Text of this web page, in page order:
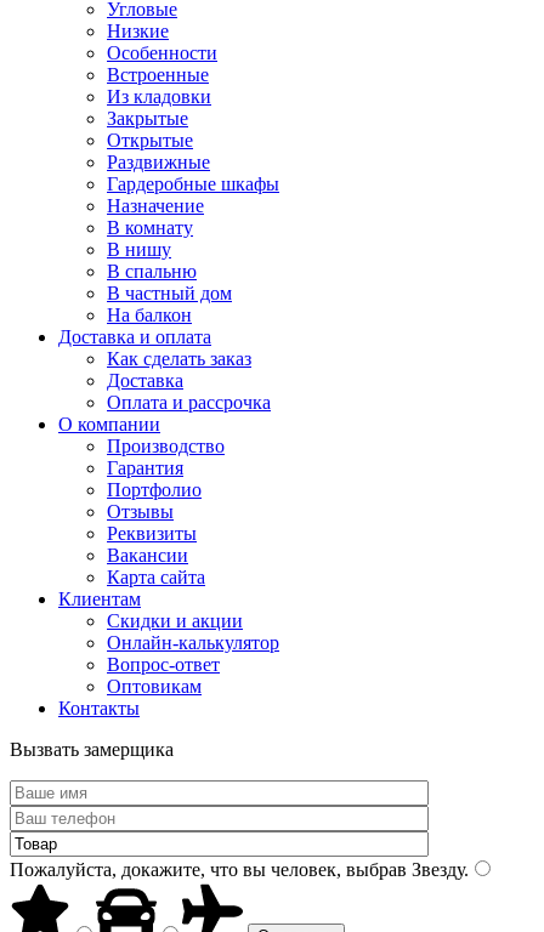
Угловые
Низкие
Особенности
Встроенные
Из кладовки
Закрытые
Открытые
Раздвижные
Гардеробные шкафы
Назначение
В комнату
В нишу
В спальню
В частный дом
На балкон
Доставка и оплата
Как сделать заказ
Доставка
Оплата и рассрочка
О компании
Производство
Гарантия
Портфолио
Отзывы
Реквизиты
Вакансии
Карта сайта
Клиентам
Скидки и акции
Онлайн-калькулятор
Вопрос-ответ
Оптовикам
Контакты
Вызвать замерщика
Пожалуйста, докажите, что вы человек, выбрав Звезду.